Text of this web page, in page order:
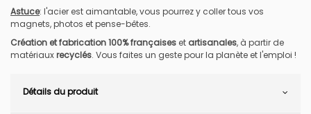
Astuce: l'acier est aimantable, vous pourrez y coller tous vos
magnets, photos et pense-bêtes.
Création et fabrication 100% françaises et artisanales, à partir de
matériauxrecyclés. Vous faites un geste pour la planète et l'emploi !
Détails du produit